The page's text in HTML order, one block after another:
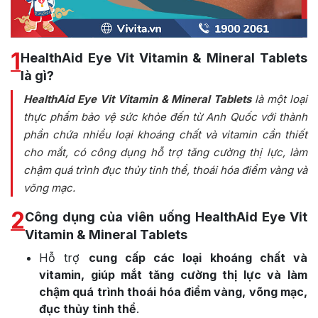
1HealthAid Eye Vit Vitamin & Mineral Tablets
là gì?
HealthAid Eye Vit Vitamin & Mineral Tabletslà một loại
thực phẩm bảo vệ sức khỏe đến từ Anh Quốc với thành
phần chứa nhiều loại khoáng chất và vitamin cần thiết
cho mắt, có công dụng hỗ trợ tăng cường thị lực, làm
chậm quá trình đục thủy tinh thể, thoái hóa điểm vàng và
võng mạc.
2Công dụng của viên uống HealthAid Eye Vit
Vitamin & Mineral Tablets
Hỗ trợ cung cấp các loại khoáng chất và
vitamin, giúp mắt tăng cường thị lực và làm
chậm quá trình thoái hóa điểm vàng, võng mạc,
đục thủy tinh thể.